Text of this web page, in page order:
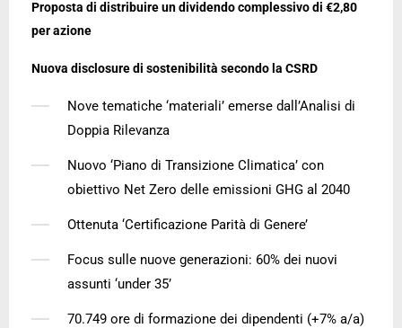
Proposta di distribuire un dividendo complessivo di €2,80
per azione
Nuova disclosure di sostenibilità secondo la CSRD
Nove tematiche ‘materiali’ emerse dall’Analisi di
Doppia Rilevanza
Nuovo ‘Piano di Transizione Climatica’ con
obiettivo Net Zero delle emissioni GHG al 2040
Ottenuta ‘Certificazione Parità di Genere’
Focus sulle nuove generazioni: 60% dei nuovi
assunti ‘under 35’
70.749 ore di formazione dei dipendenti (+7% a/a)